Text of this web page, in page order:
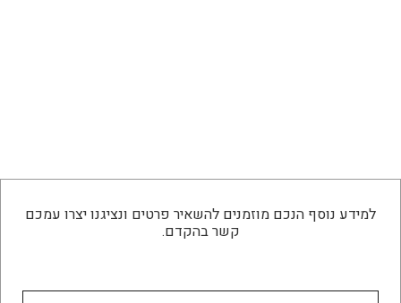
למידע נוסף הנכם מוזמנים להשאיר פרטים ונציגנו יצרו עמכם
קשר בהקדם.